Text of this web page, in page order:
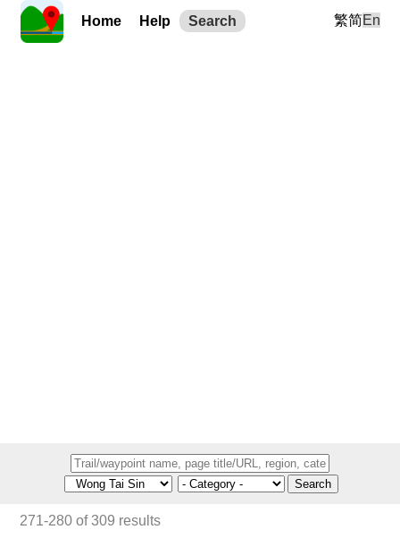
Home Help Search 繁简En
Search
271-280 of 309 results